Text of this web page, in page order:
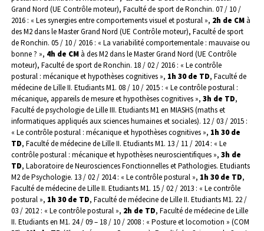
Grand Nord (UE Contrôle moteur), Faculté de sport de Ronchin. 07 / 10 /
2016 : « Les synergies entre comportements visuel et postural », 2h de CM à
des M2 dans le Master Grand Nord (UE Contrôle moteur), Faculté de sport
de Ronchin. 05 / 10 / 2016 : « La variabilité comportementale : mauvaise ou
bonne ? », 4h de CM à des M2 dans le Master Grand Nord (UE Contrôle
moteur), Faculté de sport de Ronchin. 18 / 02 / 2016 : « Le contrôle
postural : mécanique et hypothèses cognitives », 1h 30 de TD, Faculté de
médecine de Lille II. Etudiants M1. 08 / 10 / 2015 : « Le contrôle postural :
mécanique, appareils de mesure et hypothèses cognitives », 3h de TD,
Faculté de psychologie de Lille III. Etudiants M1 en MIASHS (maths et
informatiques appliqués aux sciences humaines et sociales). 12 / 03 / 2015 :
« Le contrôle postural : mécanique et hypothèses cognitives », 1h 30 de
TD, Faculté de médecine de Lille II. Etudiants M1. 13 / 11 / 2014 : « Le
contrôle postural : mécanique et hypothèses neuroscientifiques », 3h de
TD, Laboratoire de Neurosciences Fonctionnelles et Pathologies. Etudiants
M2 de Psychologie. 13 / 02 / 2014 : « Le contrôle postural », 1h 30 de TD,
Faculté de médecine de Lille II. Etudiants M1. 15 / 02 / 2013 : « Le contrôle
postural », 1h 30 de TD, Faculté de médecine de Lille II. Etudiants M1. 22 /
03 / 2012 : « Le contrôle postural », 2h de TD, Faculté de médecine de Lille
II. Etudiants en M1. 24 / 09 – 18 / 10 / 2008 : « Posture et locomotion » (COM